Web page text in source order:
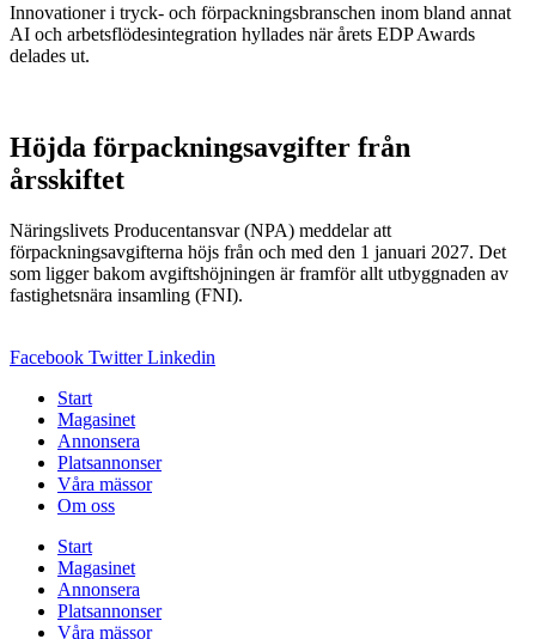
Innovationer i tryck- och förpackningsbranschen inom bland annat
AI och arbetsflödesintegration hyllades när årets EDP Awards
delades ut.
Höjda förpackningsavgifter från
årsskiftet
Näringslivets Producentansvar (NPA) meddelar att
förpackningsavgifterna höjs från och med den 1 januari 2027. Det
som ligger bakom avgiftshöjningen är framför allt utbyggnaden av
fastighetsnära insamling (FNI).
Facebook Twitter Linkedin
Start
Magasinet
Annonsera
Platsannonser
Våra mässor
Om oss
Start
Magasinet
Annonsera
Platsannonser
Våra mässor